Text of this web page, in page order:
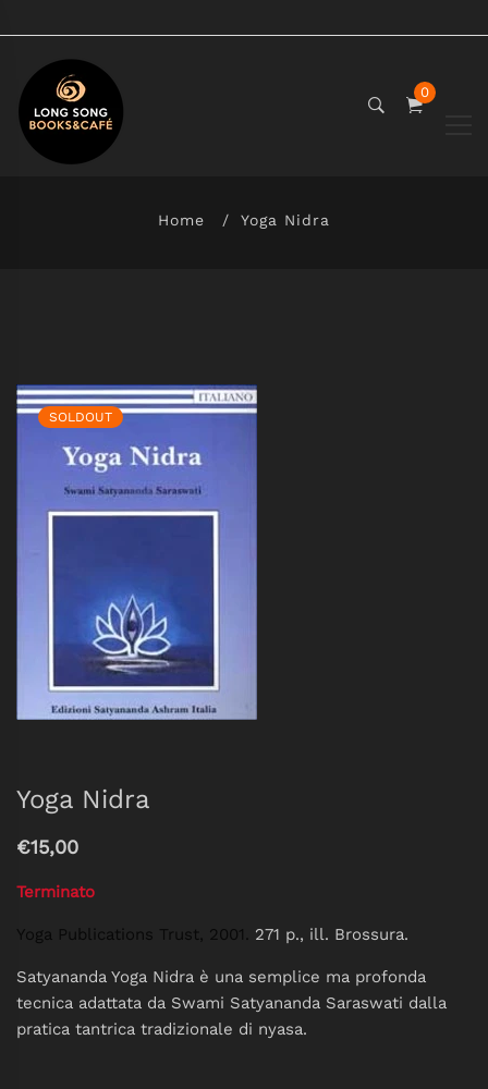
0
Home Yoga Nidra
SOLDOUT
Yoga Nidra
€15,00
Terminato
Yoga Publications Trust, 2001. 271 p., ill. Brossura.
Satyananda Yoga Nidra è una semplice ma profonda
tecnica adattata da Swami Satyananda Saraswati dalla
pratica tantrica tradizionale di nyasa.